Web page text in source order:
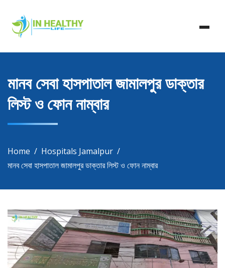
content
In Healthy Life
In Healthy Life, Healthy Life, Health Life, Doctor List,
Doctor Listing
মানব সেবা হাসপাতাল জামালপুর ডাক্তার
লিস্ট ও ফোন নাম্বার
Home
Hospitals Jamalpur
মানব সেবা হাসপাতাল জামালপুর ডাক্তার লিস্ট ও ফোন নাম্বার